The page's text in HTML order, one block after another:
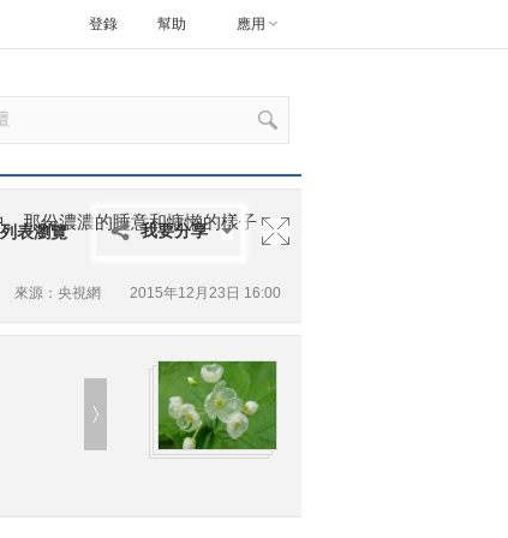
幫助 應用
登錄
列表瀏覽 我要分享
那份濃濃的睡意和慵懶的樣子，
源：央視網 2015年12月23日 16:00